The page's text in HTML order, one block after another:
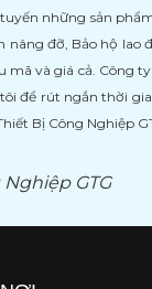
những sản
nâng đỡ, Bảo hộ
và giá cả. Công
để rút ngắn thời
Bị Công Nghiệp
GTG